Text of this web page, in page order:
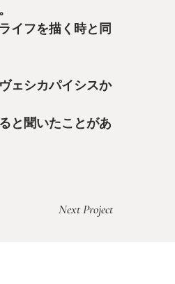
イフを描く時と同
ェシカパイシスか
と聞いたことがあ
Next Project